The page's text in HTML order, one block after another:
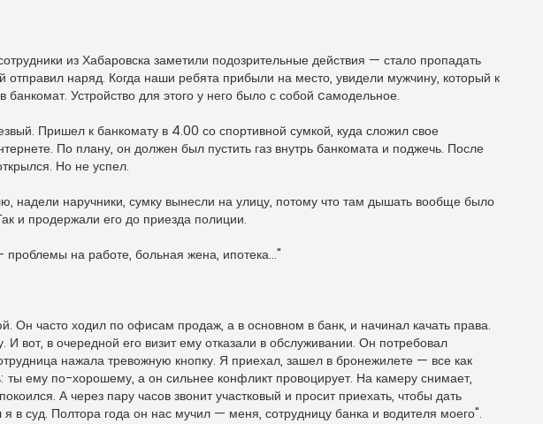
из Хабаровска заметили подозрительные действия — стало пропадать
наряд. Когда наши ребята прибыли на место, увидели мужчину, который к
Устройство для этого у него было с собой cамодельное.
Пришел к банкомату в 4.00 со спортивной сумкой, куда сложил свое
По плану, он должен был пустить газ внутрь банкомата и поджечь. После
Но не успел.
надели наручники, сумку вынесли на улицу, потому что там дышать вообще было
и продержали его до приезда полиции.
на работе, больная жена, ипотека..."
часто ходил по офисам продаж, а в основном в банк, и начинал качать права.
вот, в очередной его визит ему отказали в обслуживании. Он потребовал
нажала тревожную кнопку. Я приехал, зашел в бронежилете — все как
ты ему по-хорошему, а он сильнее конфликт провоцирует. На камеру снимает,
А через пару часов звонит участковый и просит приехать, чтобы дать
суд. Полтора года он нас мучил — меня, сотрудницу банка и водителя моего".